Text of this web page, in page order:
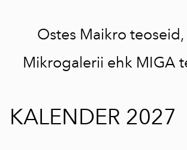
Ostes Maikro
Mikrogalerii ehk MIGA
KALENDER 2027